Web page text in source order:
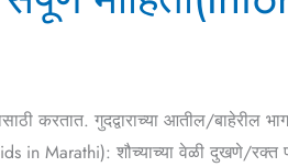
करतात. गुदद्वाराच्या आतील/बाहेरील
in Marathi): शौच्याच्या वेळी दुखणे/